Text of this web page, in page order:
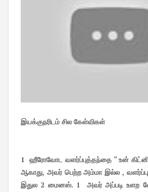
இயக்குநரிடம் சில கேள்விகள்
1 ஹீரோவோட வளர்ப்புத்தந்தை “ உன் கிட்னி
ஆகாது, அவர் பெற்ற அம்மா இல்ல ,
இதுல 2 மைனஸ். 1 அவர் அப்படி உளற